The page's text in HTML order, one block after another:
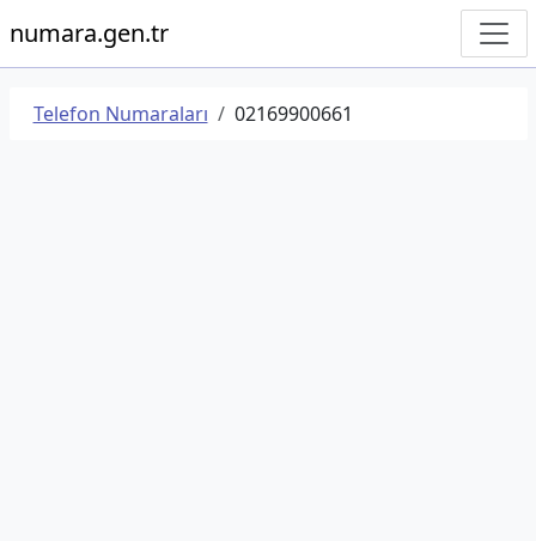
numara.gen.tr
Telefon Numaraları 02169900661